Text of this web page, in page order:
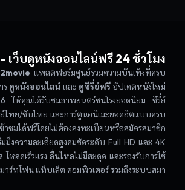
- เว็บดูหนังออนไลน์ฟรี 24 ชั่วโมง
แพลตฟอร์มศูนย์รวมความบันเทิงที่ครบ
ร ดูหนังออนไลน์ และ ดูซีรี่ย์ฟรี อัปเดตหนังใหม่
ให้คุณได้รับชมภาพยนตร์ชนโรงยอดนิยม ซีรี่ย์
ไทย/ซับไทย และการ์ตูนอนิเมะยอดฮิตแบบครบ
ได้ฟรีโดยไม่ต้องลงทะเบียนหรือสมัครสมาชิก
มิ่งความละเอียดสูงคมชัดระดับ Full HD และ 4K
โหลดเร็วแรง ลื่นไหลไม่มีสะดุด และรองรับการใช้
ร์ทโฟน แท็บเล็ต คอมพิวเตอร์ รวมถึงระบบสมา